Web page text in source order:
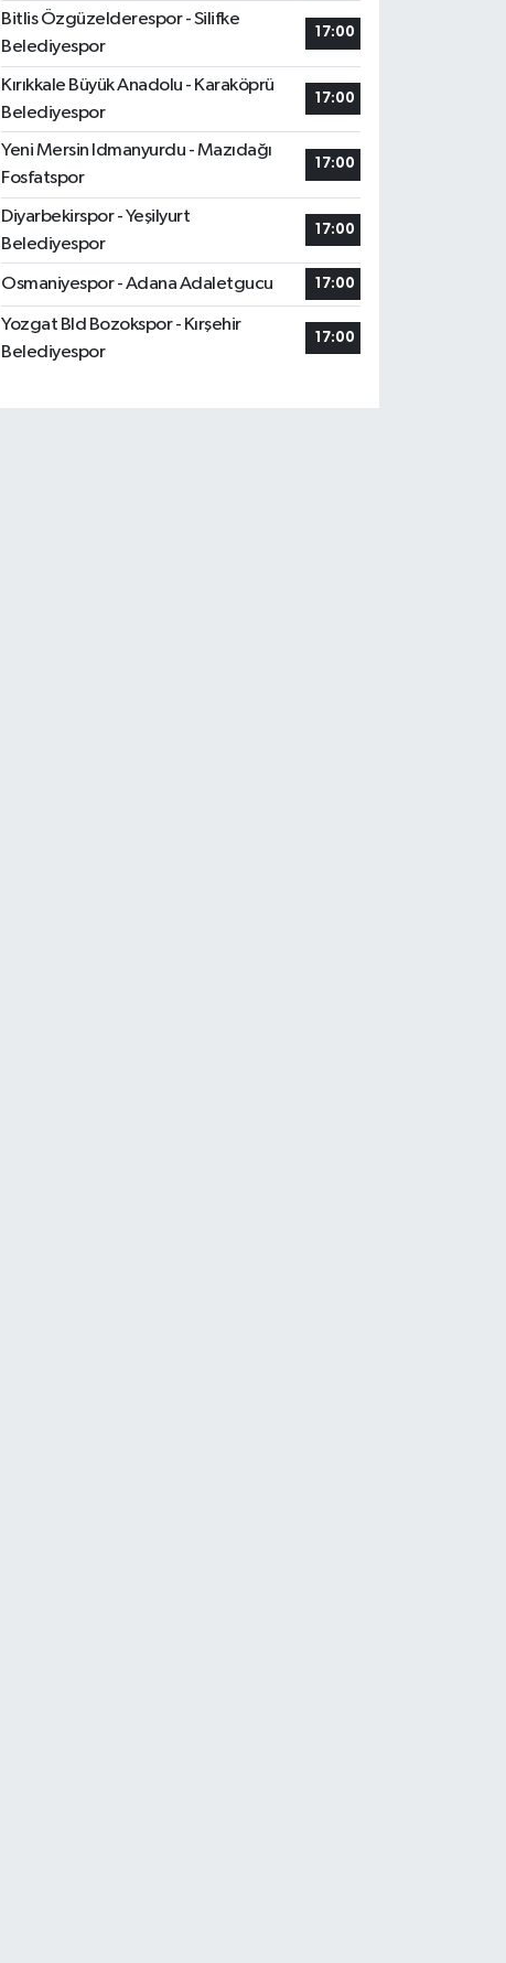
Bitlis Özgüzelderespor - Silifke
Belediyespor
17:00
Kırıkkale Büyük Anadolu - Karaköprü
Belediyespor
17:00
Yeni Mersin Idmanyurdu - Mazıdağı
Fosfatspor
17:00
Diyarbekirspor - Yeşilyurt
Belediyespor
17:00
Osmaniyespor - Adana Adaletgucu 17:00
Yozgat Bld Bozokspor - Kırşehir
Belediyespor
17:00